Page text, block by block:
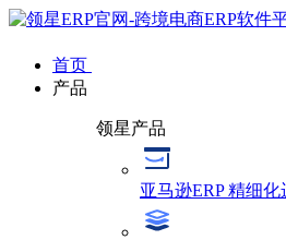
首页
产品
领星产品
亚马逊ERP精细化